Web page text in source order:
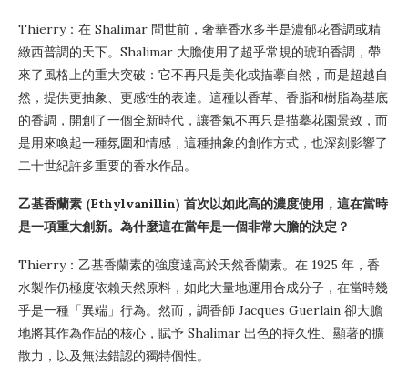
Thierry：在 Shalimar 問世前，奢華香水多半是濃郁花香調或精
緻西普調的天下。Shalimar 大膽使用了超乎常規的琥珀香調，帶
來了風格上的重大突破：它不再只是美化或描摹自然，而是超越自
然，提供更抽象、更感性的表達。這種以香草、香脂和樹脂為基底
的香調，開創了一個全新時代，讓香氣不再只是描摹花園景致，而
是用來喚起一種氛圍和情感，這種抽象的創作方式，也深刻影響了
二十世紀許多重要的香水作品。
乙基香蘭素 (Ethylvanillin) 首次以如此高的濃度使用，這在當時
是一項重大創新。為什麼這在當年是一個非常大膽的決定？
Thierry：乙基香蘭素的強度遠高於天然香蘭素。在 1925 年，香
水製作仍極度依賴天然原料，如此大量地運用合成分子，在當時幾
乎是一種「異端」行為。然而，調香師 Jacques Guerlain 卻大膽
地將其作為作品的核心，賦予 Shalimar 出色的持久性、顯著的擴
散力，以及無法錯認的獨特個性。